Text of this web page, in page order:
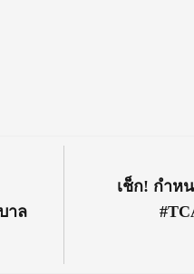
าล
Next
เช็ก! กำห